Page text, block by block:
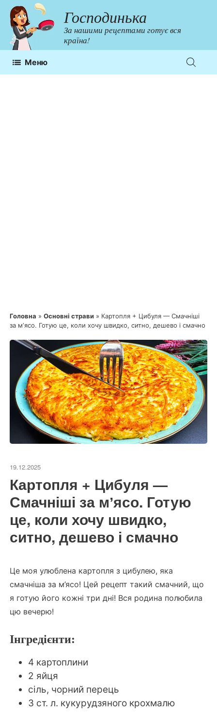
Перейти
до
контенту
Господинька
За нашими рецептами готує вся
країна!
Меню
Головна » Основні страви » Картопля + Цибуля — Смачніші
за мʼясо. Готую це, коли хочу швидко, ситно, дешево і смачно
19.12.2025
Картопля + Цибуля —
Смачніші за мʼясо. Готую
це, коли хочу швидко,
ситно, дешево і смачно
Це моя улюблена картопля з цибулею, яка
смачніша за м’ясо! Цей рецепт такий смачний, що
я готую його кожні три дні! Вся родина полюбила
цю вечерю!
Інгредієнти:
4 картоплини
2 яйця
сіль, чорний перець
3 ст. л. кукурудзяного крохмалю